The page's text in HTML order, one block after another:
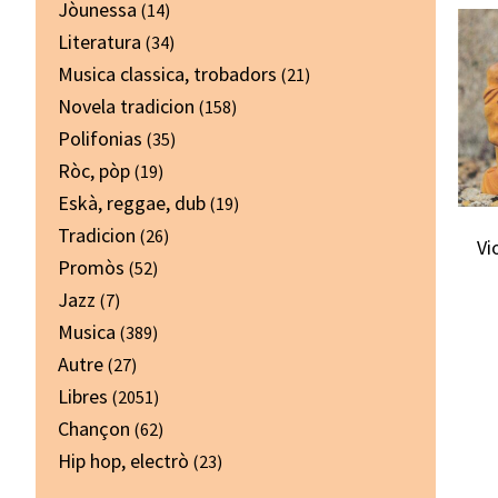
Jòunessa (14)
Literatura (34)
Musica classica, trobadors (21)
Novela tradicion (158)
Polifonias (35)
Ròc, pòp (19)
Eskà, reggae, dub (19)
Tradicion (26)
Promòs (52)
Jazz (7)
Musica (389)
Autre (27)
Libres (2051)
Chançon (62)
Hip hop, electrò (23)